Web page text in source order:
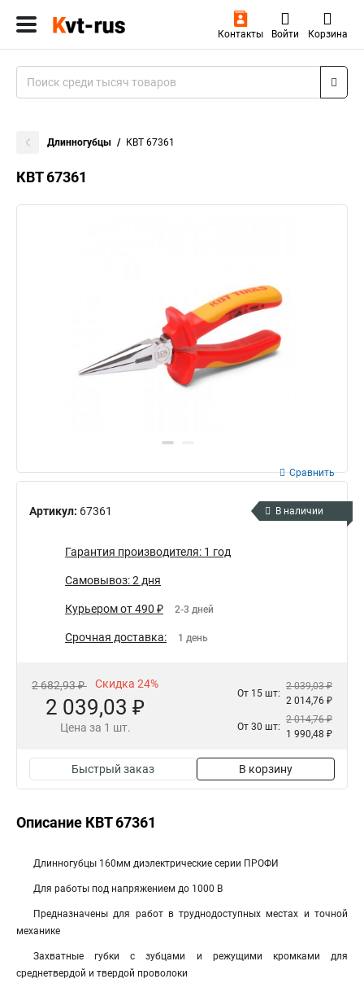
Контакты Войти Корзина
Длинногубцы КВТ 67361
КВТ 67361
Артикул: 67361
Сравнить
В наличии
Гарантия производителя: 1 год
Самовывоз: 2 дня
Курьером от 490 ₽ 2-3 дней
Срочная доставка: 1 день
2 682,93 ₽ Скидка 24%
2 039,03 ₽
Цена за 1 шт.
От 15 шт:
2 039,03 ₽
2 014,76 ₽
От 30 шт:
2 014,76 ₽
1 990,48 ₽
Быстрый заказ В корзину
Описание КВТ 67361
Длинногубцы 160мм диэлектрические серии ПРОФИ
Для работы под напряжением до 1000 В
Предназначены для работ в труднодоступных местах и точной
механике
Захватные губки с зубцами и режущими кромками для
среднетвердой и твердой проволоки